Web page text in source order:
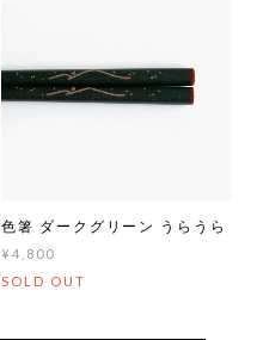
色箸 ダークグリーン うらうら
¥4,800
SOLD OUT